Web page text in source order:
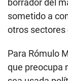
sometido a
otros sectores
Para Rómulo
que preocupa